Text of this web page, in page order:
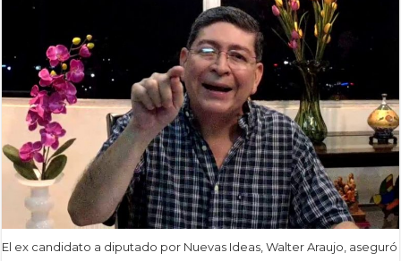
El ex candidato a diputado por Nuevas Ideas, Walter Araujo, aseguró